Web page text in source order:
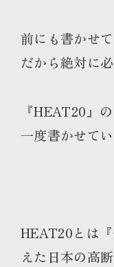
前にも書かせ
だから絶対に
『HEAT20』
一度書かせて
HEAT20とは
えた日本の高